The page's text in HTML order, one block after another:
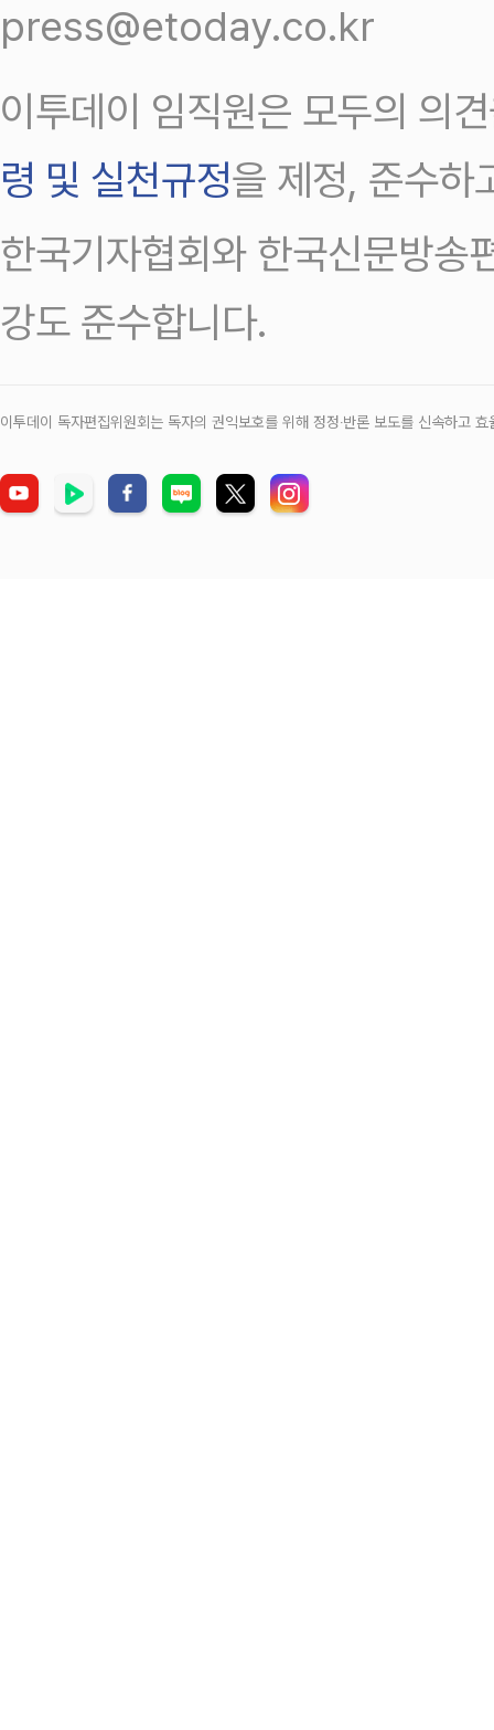
press@etoday.co.kr
이투데이 임직원은 모두의 의
령 및 실천규정을 제정, 준수하
한국기자협회와 한국신문방송
강도 준수합니다.
이투데이 독자편집위원회는 독자의 권익보호를 위해 정정‧반론 보도를 신속하고